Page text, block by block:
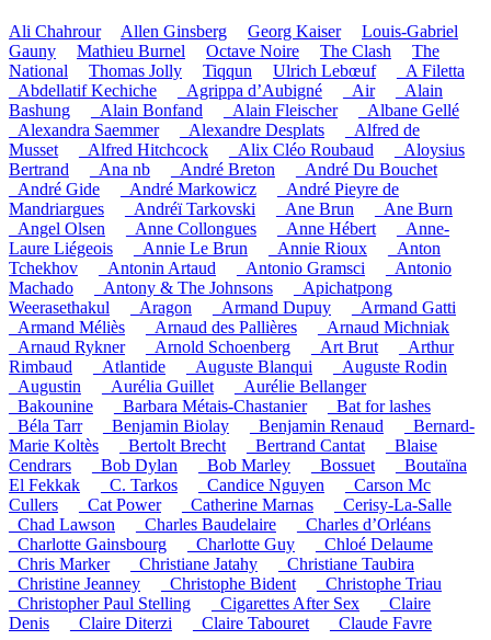
Ali Chahrour Allen Ginsberg Georg Kaiser
Louis-Gabriel
Gauny
Mathieu Burnel Octave Noire The Clash
The
National
Thomas Jolly Tiqqun Ulrich Lebœuf
_A Filetta
_Abdellatif Kechiche
_Agrippa d’Aubigné _Air
_Alain
Bashung
_Alain Bonfand _Alain Fleischer
_Albane Gellé
_Alexandra Saemmer
_Alexandre Desplats
_Alfred de
Musset
_Alfred Hitchcock _Alix Cléo Roubaud
_Aloysius
Bertrand
_Ana nb _André Breton
_André Du Bouchet
_André Gide
_André Markowicz
_André Pieyre de
Mandriargues
_Andréï Tarkovski _Ane Brun
_Ane Burn
_Angel Olsen
_Anne Collongues _Anne Hébert
_Anne-
Laure Liégeois
_Annie Le Brun _Annie Rioux
_Anton
Tchekhov
_Antonin Artaud _Antonio Gramsci
_Antonio
Machado
_Antony & The Johnsons
_Apichatpong
Weerasethakul
_Aragon _Armand Dupuy
_Armand Gatti
_Armand Méliès
_Arnaud des Pallières
_Arnaud Michniak
_Arnaud Rykner
_Arnold Schoenberg _Art Brut
_Arthur
Rimbaud
_Atlantide _Auguste Blanqui
_Auguste Rodin
_Augustin
_Aurélia Guillet
_Aurélie Bellanger
_Bakounine
_Barbara Métais-Chastanier
_Bat for lashes
_Béla Tarr
_Benjamin Biolay _Benjamin Renaud
_Bernard-
Marie Koltès
_Bertolt Brecht _Bertrand Cantat
_Blaise
Cendrars
_Bob Dylan _Bob Marley _Bossuet
_Boutaïna
El Fekkak
_C. Tarkos _Candice Nguyen
_Carson Mc
Cullers
_Cat Power _Catherine Marnas
_Cerisy-La-Salle
_Chad Lawson
_Charles Baudelaire
_Charles d’Orléans
_Charlotte Gainsbourg
_Charlotte Guy
_Chloé Delaume
_Chris Marker
_Christiane Jatahy
_Christiane Taubira
_Christine Jeanney
_Christophe Bident
_Christophe Triau
_Christopher Paul Stelling
_Cigarettes After Sex
_Claire
Denis
_Claire Diterzi _Claire Tabouret
_Claude Favre